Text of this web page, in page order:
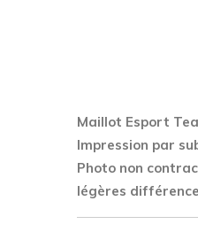
Maillot Esport
Impression par
Photo non
légères